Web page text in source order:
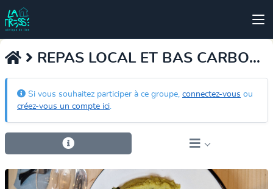
REPAS LOCAL ET BAS CARBONE
Si vous souhaitez participer à ce groupe, connectez-vous ou
créez-vous un compte ici.